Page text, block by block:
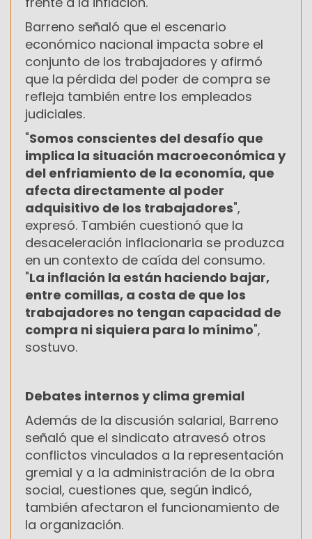
Barreno señaló que el escenario
económico nacional impacta sobre el
conjunto de los trabajadores y afirmó
que la pérdida del poder de compra se
refleja también entre los empleados
judiciales.
"Somos conscientes del desafío que
implica la situación macroeconómica y
del enfriamiento de la economía, que
afecta directamente al poder
adquisitivo de los trabajadores",
expresó. También cuestionó que la
desaceleración inflacionaria se produzca
en un contexto de caída del consumo.
"La inflación la están haciendo bajar,
entre comillas, a costa de que los
trabajadores no tengan capacidad de
compra ni siquiera para lo mínimo",
sostuvo.
Debates internos y clima gremial
Además de la discusión salarial, Barreno
señaló que el sindicato atravesó otros
conflictos vinculados a la representación
gremial y a la administración de la obra
social, cuestiones que, según indicó,
también afectaron el funcionamiento de
la organización.